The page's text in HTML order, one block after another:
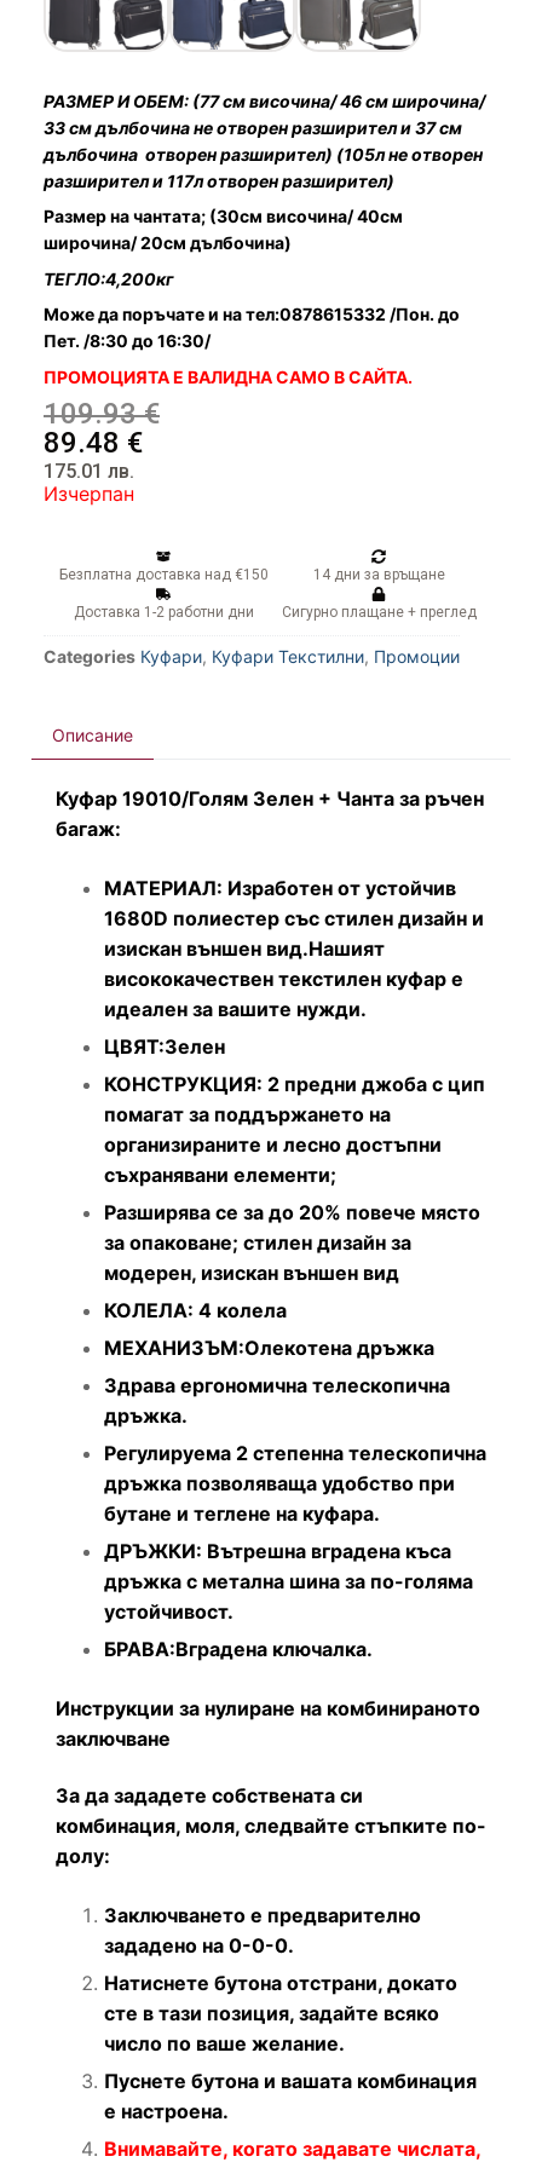
Чадъри
РАЗМЕР И ОБЕМ: (77 см височина/ 46 см широчина/
33 см дълбочина не отворен разширител и 37 см
дълбочина отворен разширител) (105л не отворен
разширител и 117л отворен разширител)
Размер на чантата; (30см височина/ 40см
широчина/ 20см дълбочина)
ТЕГЛО:4,200кг
Може да поръчате и на тел:0878615332 /Пон. до
Пет. /8:30 до 16:30/
ПРОМОЦИЯТА Е ВАЛИДНА САМО В САЙТА.
109.93€
89.48 €
175.01 лв.
Изчерпан
Безплатна доставка над €150 14 дни за връщане
Доставка 1-2 работни дни Сигурно плащане + преглед
Categories Куфари, Куфари Текстилни, Промоции
Описание
Куфар 19010/Голям Зелен + Чанта за ръчен
багаж:
МАТЕРИАЛ: Изработен от устойчив
1680D полиестер със стилен дизайн и
изискан външен вид.Нашият
висококачествен текстилен куфар е
идеален за вашите нужди.
ЦВЯТ:Зелен
КОНСТРУКЦИЯ: 2 предни джоба с цип
помагат за поддържането на
организираните и лесно достъпни
съхранявани елементи;
Разширява се за до 20% повече място
за опаковане; стилен дизайн за
модерен, изискан външен вид
КОЛЕЛА: 4 колела
МЕХАНИЗЪМ:Олекотена дръжка
Здрава ергономична телескопична
дръжка.
Регулируема 2 степенна телескопична
дръжка позволяваща удобство при
бутане и теглене на куфара.
ДРЪЖКИ: Вътрешна вградена къса
дръжка с метална шина за по-голяма
устойчивост.
БРАВА:Вградена ключалка.
Инструкции за нулиране на комбинираното
заключване
За да зададете собствената си
комбинация, моля, следвайте стъпките по-
долу:
Заключването е предварително
зададено на 0-0-0.
Натиснете бутона отстрани, докато
сте в тази позиция, задайте всяко
число по ваше желание.
Пуснете бутона и вашата комбинация
е настроена.
Внимавайте, когато задавате числата,